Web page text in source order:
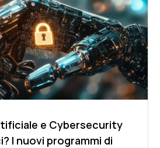
e Cybersecurity
I nuovi programmi di